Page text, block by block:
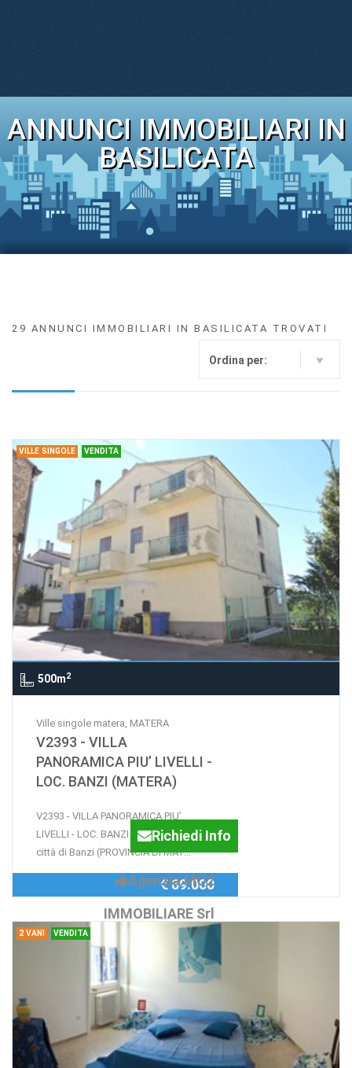
ANNUNCI IMMOBILIARI IN
BASILICATA
29 ANNUNCI IMMOBILIARI IN BASILICATA TROVATI
Ordina per:
VILLE SINGOLE VENDITA
500m2
Ville singole matera, MATERA
V2393 - VILLA
PANORAMICA PIU’ LIVELLI -
LOC. BANZI (MATERA)
V2393 - VILLA PANORAMICA PIU’
LIVELLI - LOC. BANZI (MATERA) Nella
città di Banzi (PROVINCIA DI MAT...
Richiedi Info
Agenzia:MQ2
IMMOBILIARE Srl
€ 89.000
2 VANI VENDITA